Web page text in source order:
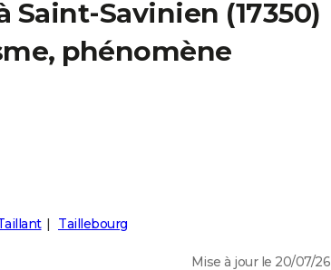
Saint-Savinien (17350)
phénomène
Taillebourg
Mise à jour le 20/07/26